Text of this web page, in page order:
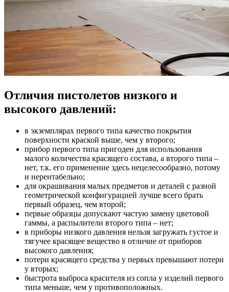
Отличия пистолетов низкого и
высокого давлений:
в экземплярах первого типа качество покрытия
поверхности краской выше, чем у второго;
прибор первого типа пригоден для использования
малого количества красящего состава, а второго типа –
нет, т.к. его применение здесь нецелесообразно, потому
и нерентабельно;
для окрашивания малых предметов и деталей с разной
геометрической конфигурацией лучше всего брать
первый образец, чем второй;
первые образцы допускают частую замену цветовой
гаммы, а распылители второго типа – нет;
в приборы низкого давления нельзя загружать густое и
тягучее красящее вещество в отличие от приборов
высокого давления;
потери красящего средства у первых превышают потери
у вторых;
быстрота выброса красителя из сопла у изделий первого
типа меньше, чем у противоположных.